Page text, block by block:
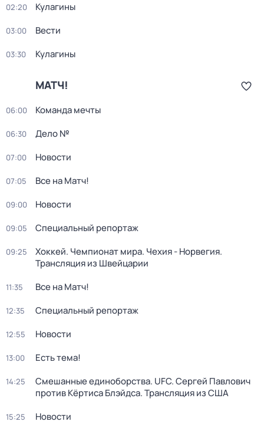
02:20 Кулагины
03:00 Вести
03:30 Кулагины
МАТЧ!
06:00 Команда мечты
06:30 Дело №
07:00 Новости
07:05 Все на Матч!
09:00 Новости
09:05 Специальный репортаж
09:25
Хоккей. Чемпионат мира. Чехия - Норвегия.
Трансляция из Швейцарии
11:35 Все на Матч!
12:35 Специальный репортаж
12:55 Новости
13:00 Есть тема!
14:25
Смешанные единоборства. UFC. Сергей Павлович
против Кёртиса Блэйдса. Трансляция из США
15:25 Новости